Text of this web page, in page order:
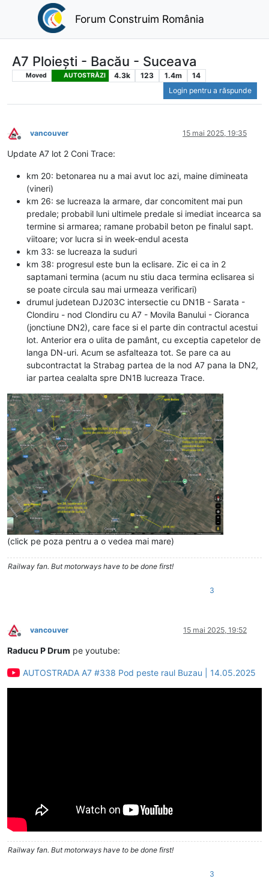
Forum Construim România
A7 Ploiești - Bacău - Suceava
Moved AUTOSTRĂZI 4.3k 123 1.4m
14
Login pentru a răspunde
Deconectat
vancouver 15 mai 2025, 19:35
Update A7 lot 2 Coni Trace:
km 20: betonarea nu a mai avut loc azi, maine dimineata
(vineri)
km 26: se lucreaza la armare, dar concomitent mai pun
predale; probabil luni ultimele predale si imediat incearca sa
termine si armarea; ramane probabil beton pe finalul sapt.
viitoare; vor lucra si in week-endul acesta
km 33: se lucreaza la suduri
km 38: progresul este bun la eclisare. Zic ei ca in 2
saptamani termina (acum nu stiu daca termina eclisarea si
se poate circula sau mai urmeaza verificari)
drumul judetean DJ203C intersectie cu DN1B - Sarata -
Clondiru - nod Clondiru cu A7 - Movila Banului - Cioranca
(jonctiune DN2), care face si el parte din contractul acestui
lot. Anterior era o ulita de pamânt, cu exceptia capetelor de
langa DN-uri. Acum se asfalteaza tot. Se pare ca au
subcontractat la Strabag partea de la nod A7 pana la DN2,
iar partea cealalta spre DN1B lucreaza Trace.
(click pe poza pentru a o vedea mai mare)
Railway fan. But motorways have to be done first!
3
Deconectat
vancouver 15 mai 2025, 19:52
Raducu P Drum pe youtube:
AUTOSTRADA A7 #338 Pod peste raul Buzau | 14.05.2025
Railway fan. But motorways have to be done first!
3